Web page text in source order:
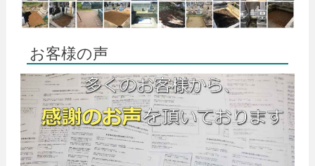
お客様の声